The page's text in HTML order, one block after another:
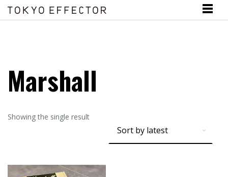
Marshall
Showing the single result